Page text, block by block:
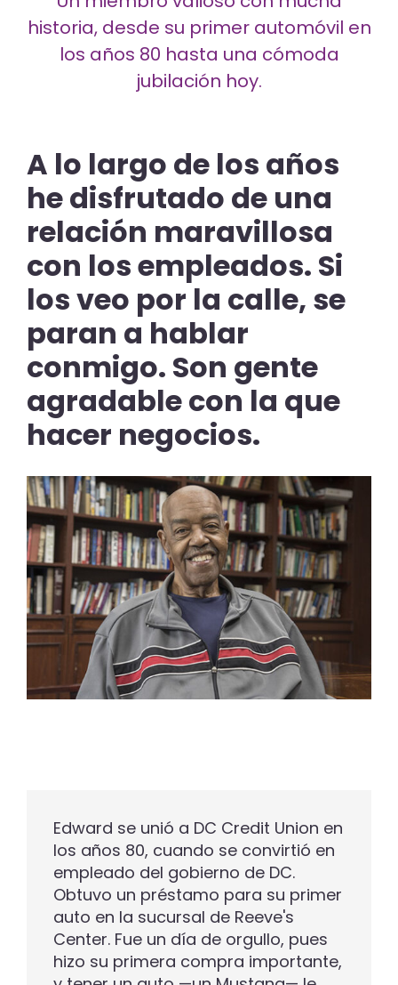
historia, desde su primer automóvil en
los años 80 hasta una cómoda
jubilación hoy.
A lo largo de los años
he disfrutado de una
relación maravillosa
con los empleados. Si
los veo por la calle, se
paran a hablar
conmigo. Son gente
agradable con la que
hacer negocios.
Edward se unió a DC Credit Union en
los años 80, cuando se convirtió en
empleado del gobierno de DC.
Obtuvo un préstamo para su primer
auto en la sucursal de Reeve's
Center. Fue un día de orgullo, pues
hizo su primera compra importante,